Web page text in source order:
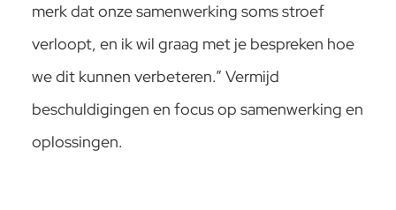
merk dat onze samenwerking soms stroef
verloopt, en ik wil graag met je bespreken hoe
we dit kunnen verbeteren.” Vermijd
beschuldigingen en focus op samenwerking en
oplossingen.